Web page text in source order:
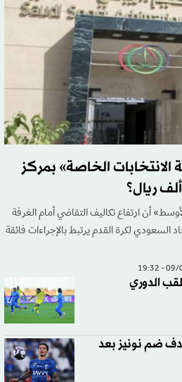
الانتخابات الخاصة» بمركز
أن ارتفاع تكاليف التقاضي أمام الغرفة
السعودي لكرة القدم يرتبط بالإجراءات فائقة
الدوري
ضم نونيز بعد